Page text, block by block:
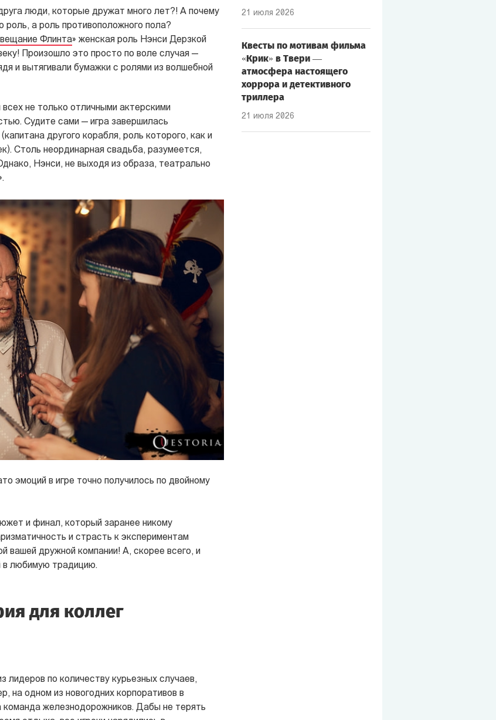
люди, которые дружат много лет?! А почему
а роль противоположного пола?
Флинта» женская роль Нэнси Дерзкой
Произошло это просто по воле случая —
и вытягивали бумажки с ролями из волшебной
не только отличными актерскими
Судите сами — игра завершилась
другого корабля, роль которого, как и
Столь неординарная свадьба, разумеется,
Нэнси, не выходя из образа, театрально
эмоций в игре точно получилось по двойному
и финал, который заранее никому
и страсть к экспериментам
вашей дружной компании! А, скорее всего, и
в любимую традицию.
для коллег
лидеров по количеству курьезных случаев,
на одном из новогодних корпоративов в
железнодорожников. Дабы не терять
21 июля 2026
Квесты по мотивам фильма
«Крик» в Твери —
атмосфера настоящего
хоррора и детективного
триллера
21 июля 2026